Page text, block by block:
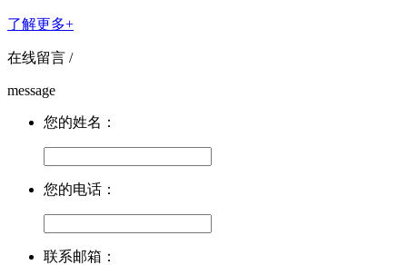
了解更多+
在线留言 /
message
您的姓名：
您的电话：
联系邮箱：